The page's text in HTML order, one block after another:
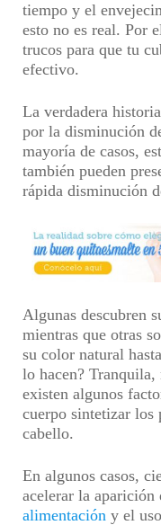
tiempo y el
esto no es real. Por
trucos para que tu
efectivo.
La verdadera
por la disminución
mayoría de casos,
también pueden
rápida disminución
Algunas descubren
mientras que otras
su color natural
lo hacen? Tranquila,
existen algunos
cuerpo sintetizar los
cabello.
En algunos casos,
acelerar la aparición
alimentación y el